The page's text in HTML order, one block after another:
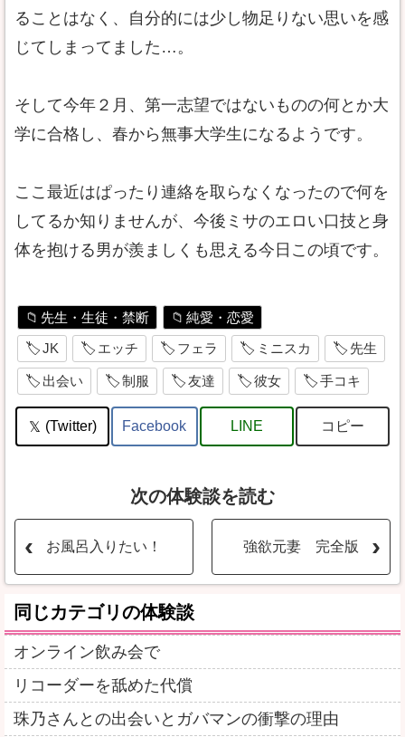
ることはなく、自分的には少し物足りない思いを感
じてしまってました…。
そして今年２月、第一志望ではないものの何とか大
学に合格し、春から無事大学生になるようです。
ここ最近はぱったり連絡を取らなくなったので何を
してるか知りませんが、今後ミサのエロい口技と身
体を抱ける男が羨ましくも思える今日この頃です。
先生・生徒・禁断
純愛・恋愛
JK
エッチ フェラ ミニスカ 先生
出会い 制服 友達 彼女 手コキ
(Twitter) Facebook LINE コピー
次の体験談を読む
お風呂入りたい！ 強欲元妻 完全版
同じカテゴリの体験談
オンライン飲み会で
リコーダーを舐めた代償
珠乃さんとの出会いとガバマンの衝撃の理由